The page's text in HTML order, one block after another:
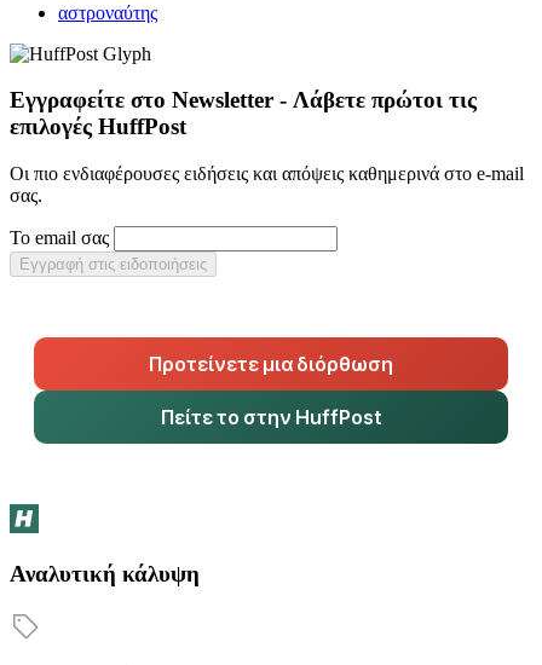
αστροναύτης
Εγγραφείτε στο Newsletter - Λάβετε πρώτοι τις
επιλογές HuffPost
Οι πιο ενδιαφέρουσες ειδήσεις και απόψεις καθημερινά στο e-mail
σας.
Το email σας
Εγγραφή στις ειδοποιήσεις
Προτείνετε μια διόρθωση
Πείτε το στην HuffPost
Αναλυτική κάλυψη